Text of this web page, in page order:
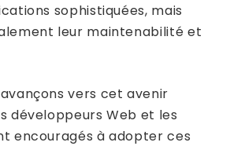
sophistiquées, mais
leur maintenabilité et
vers cet avenir
développeurs Web et les
encouragés à adopter ces